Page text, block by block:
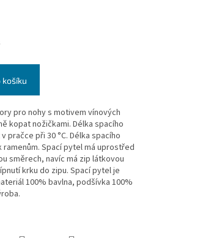
košíku
pro nohy s motivem vínových
kopat nožičkami. Délka spacího
pračce při 30 °C. Délka spacího
Spací pytel má uprostřed
směrech, navíc má zip látkovou
krku do zipu. Spací pytel je
100% bavlna, podšívka 100%